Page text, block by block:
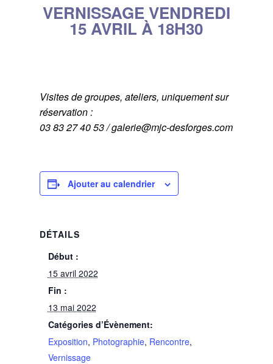
VERNISSAGE VENDREDI
15 AVRIL À 18H30
Visites de groupes, ateliers, uniquement sur
réservation :
03 83 27 40 53 / galerie@mjc-desforges.com
Ajouter au calendrier
DÉTAILS
Début :
15 avril 2022
Fin :
13 mai 2022
Catégories d’Évènement:
Exposition, Photographie, Rencontre,
Vernissage